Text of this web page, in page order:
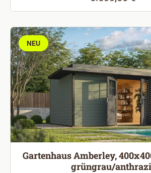
NEU
Gartenhaus Amberley,
grüngrau/